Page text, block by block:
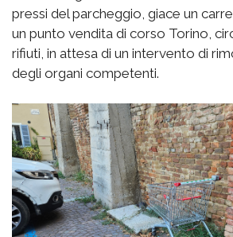
pressi del parcheggio, giace un
un punto vendita di corso Torino,
rifiuti, in attesa di un intervento di
degli organi competenti.